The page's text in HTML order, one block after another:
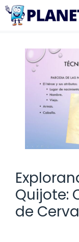
Saltar
Quijote:
de